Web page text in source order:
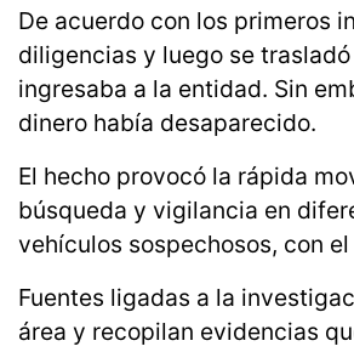
De acuerdo con los primeros
diligencias y luego se
ingresaba a la entidad. Sin
dinero había desaparecido.
El hecho provocó la rápida
búsqueda y vigilancia en
vehículos sospechosos, con
Fuentes ligadas a la
área y recopilan evidencias